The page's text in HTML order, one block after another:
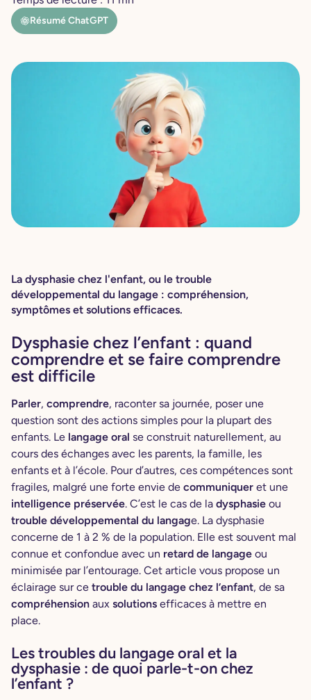
Résumé ChatGPT
La dysphasie chez l'enfant, ou le trouble
développemental du langage : compréhension,
symptômes et solutions efficaces.
Dysphasie chez l’enfant : quand
comprendre et se faire comprendre
est difficile
Parler, comprendre, raconter sa journée, poser une
question sont des actions simples pour la plupart des
enfants. Le langage oral se construit naturellement, au
cours des échanges avec les parents, la famille, les
enfants et à l’école. Pour d’autres, ces compétences sont
fragiles, malgré une forte envie de communiquer et une
intelligence préservée. C’est le cas de la dysphasie ou
trouble développemental du langage. La dysphasie
concerne de 1 à 2 % de la population. Elle est souvent mal
connue et confondue avec un retard de langage ou
minimisée par l’entourage. Cet article vous propose un
éclairage sur ce trouble du langage chez l’enfant, de sa
compréhension aux solutions efficaces à mettre en
place.
Les troubles du langage oral et la
dysphasie : de quoi parle-t-on chez
l’enfant ?